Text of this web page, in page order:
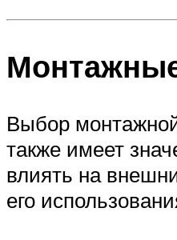
Выбор
также имеет
влиять на
его